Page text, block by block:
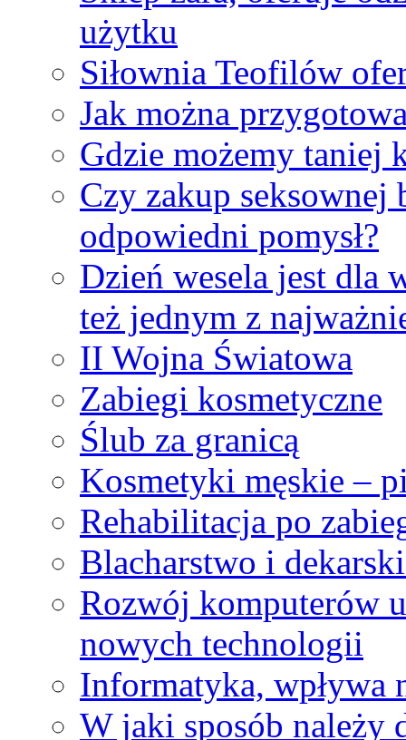
użytku
Siłownia Teofilów
Jak można
Gdzie możemy taniej
Czy zakup
odpowiedni pomysł?
Dzień wesela jest dla
też jednym z
II Wojna Światowa
Zabiegi kosmetyczne
Ślub za granicą
Kosmetyki męskie –
Rehabilitacja po
Blacharstwo i
Rozwój komputerów
nowych technologii
Informatyka, wpływa
W jaki sposób należy